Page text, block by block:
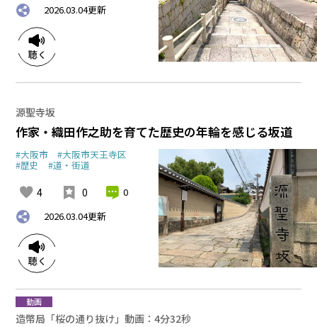
2026.03.04更新
源聖寺坂
作家・織田作之助を育てた歴史の年輪を感じる坂道
#大阪市 #大阪市天王寺区
#歴史 #道・街道
4 0
0
2026.03.04更新
造幣局「桜の通り抜け」動画：4分32秒
動画